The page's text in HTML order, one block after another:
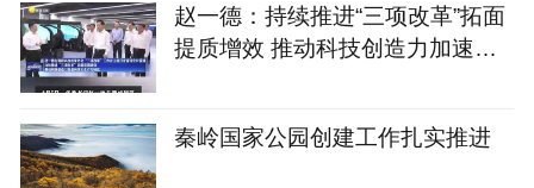
赵一德：持续推进“三项改革”拓面
提质增效 推动科技创造力加速向
秦岭国家公园创建工作扎实推进